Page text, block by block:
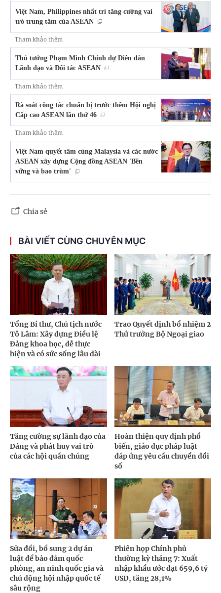
Việt Nam, Philippines nhất trí tăng cường vai
trò trung tâm của ASEAN
Tham khảo thêm
Thủ tướng Phạm Minh Chính dự Diễn đàn
Lãnh đạo và Đối tác ASEAN
Tham khảo thêm
Rà soát công tác chuẩn bị trước thềm Hội nghị
Cấp cao ASEAN lần thứ 46
Tham khảo thêm
Việt Nam quyết tâm cùng Malaysia và các nước
ASEAN xây dựng Cộng đồng ASEAN 'Bền
vững và bao trùm'
Chia sẻ
BÀI VIẾT CÙNG CHUYÊN MỤC
Tổng Bí thư, Chủ tịch nước
Tô Lâm: Xây dựng Điều lệ
Đảng khoa học, dễ thực
hiện và có sức sống lâu dài
Trao Quyết định bổ nhiệm 2
Thứ trưởng Bộ Ngoại giao
Tăng cường sự lãnh đạo của
Đảng và phát huy vai trò
của các hội quần chúng
Hoàn thiện quy định phổ
biến, giáo dục pháp luật
đáp ứng yêu cầu chuyển đổi
số
Sửa đổi, bổ sung 2 dự án
luật để bảo đảm quốc
phòng, an ninh quốc gia và
chủ động hội nhập quốc tế
sâu rộng
Phiên họp Chính phủ
thường kỳ tháng 7: Xuất
nhập khẩu ước đạt 659,6 tỷ
USD, tăng 28,1%